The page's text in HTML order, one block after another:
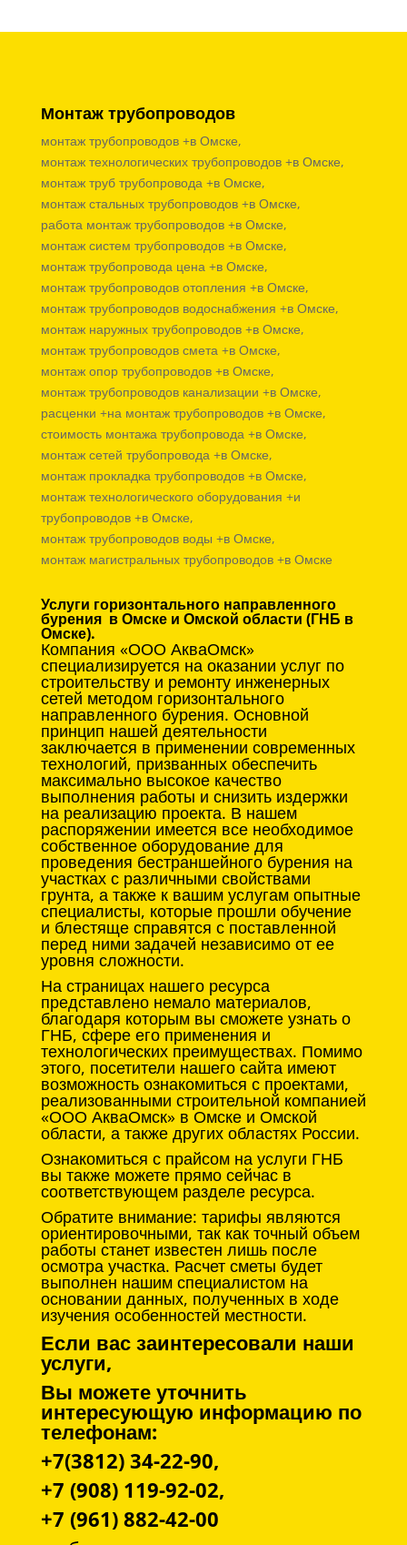
Монтаж трубопроводов
монтаж трубопроводов +в Омске,
монтаж технологических трубопроводов +в Омске,
монтаж труб трубопровода +в Омске,
монтаж стальных трубопроводов +в Омске,
работа монтаж трубопроводов +в Омске,
монтаж систем трубопроводов +в Омске,
монтаж трубопровода цена +в Омске,
монтаж трубопроводов отопления +в Омске,
монтаж трубопроводов водоснабжения +в Омске,
монтаж наружных трубопроводов +в Омске,
монтаж трубопроводов смета +в Омске,
монтаж опор трубопроводов +в Омске,
монтаж трубопроводов канализации +в Омске,
расценки +на монтаж трубопроводов +в Омске,
стоимость монтажа трубопровода +в Омске,
монтаж сетей трубопровода +в Омске,
монтаж прокладка трубопроводов +в Омске,
монтаж технологического оборудования +и
трубопроводов +в Омске,
монтаж трубопроводов воды +в Омске,
монтаж магистральных трубопроводов +в Омске
Услуги горизонтального направленного
бурения в Омске и Омской области (ГНБ в
Омске).
Компания «ООО АкваОмск»
специализируется на оказании услуг по
строительству и ремонту инженерных
сетей методом горизонтального
направленного бурения. Основной
принцип нашей деятельности
заключается в применении современных
технологий, призванных обеспечить
максимально высокое качество
выполнения работы и снизить издержки
на реализацию проекта. В нашем
распоряжении имеется все необходимое
собственное оборудование для
проведения бестраншейного бурения на
участках с различными свойствами
грунта, а также к вашим услугам опытные
специалисты, которые прошли обучение
и блестяще справятся с поставленной
перед ними задачей независимо от ее
уровня сложности.
На страницах нашего ресурса
представлено немало материалов,
благодаря которым вы сможете узнать о
ГНБ, сфере его применения и
технологических преимуществах. Помимо
этого, посетители нашего сайта имеют
возможность ознакомиться с проектами,
реализованными строительной компанией
«ООО АкваОмск» в Омске и Омской
области, а также других областях России.
Ознакомиться с прайсом на услуги ГНБ
вы также можете прямо сейчас в
соответствующем разделе ресурса.
Обратите внимание: тарифы являются
ориентировочными, так как точный объем
работы станет известен лишь после
осмотра участка. Расчет сметы будет
выполнен нашим специалистом на
основании данных, полученных в ходе
изучения особенностей местности.
Если вас заинтересовали наши
услуги,
Вы можете уточнить
интересующую информацию по
телефонам:
+7(3812) 34-22-90,
+7 (908) 119-92-02,
+7 (961) 882-42-00